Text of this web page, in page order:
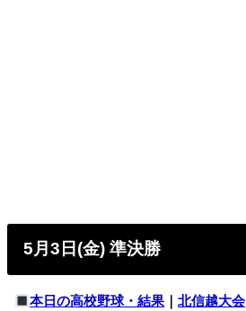
5月3日(金) 準決勝
本日の高校野球・結果 ｜北信越大会